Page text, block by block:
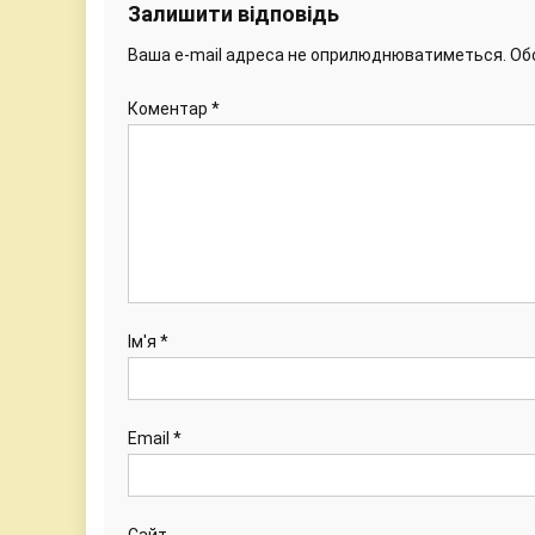
Залишити відповідь
Ваша e-mail адреса не оприлюднюватиметься.
Коментар *
Ім'я *
Email *